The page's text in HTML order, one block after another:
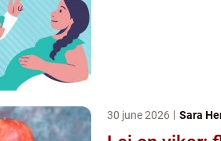
30 june 2026 Sara